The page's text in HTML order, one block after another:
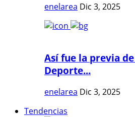
enelarea Dic 3, 2025
Así fue la previa
Deporte...
enelarea Dic 3, 2025
Tendencias